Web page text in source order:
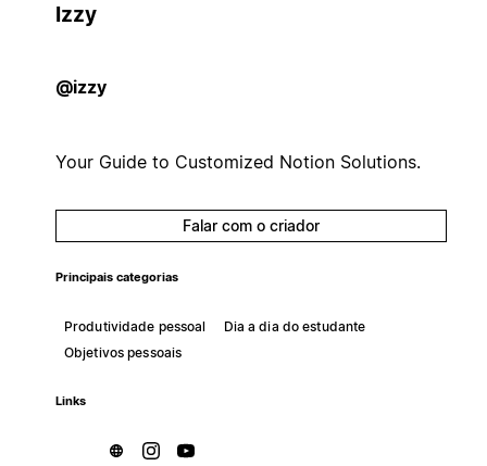
Izzy
@izzy
Your Guide to Customized Notion Solutions.
Falar com o criador
Principais categorias
Produtividade pessoal
Dia a dia do estudante
Objetivos pessoais
Links